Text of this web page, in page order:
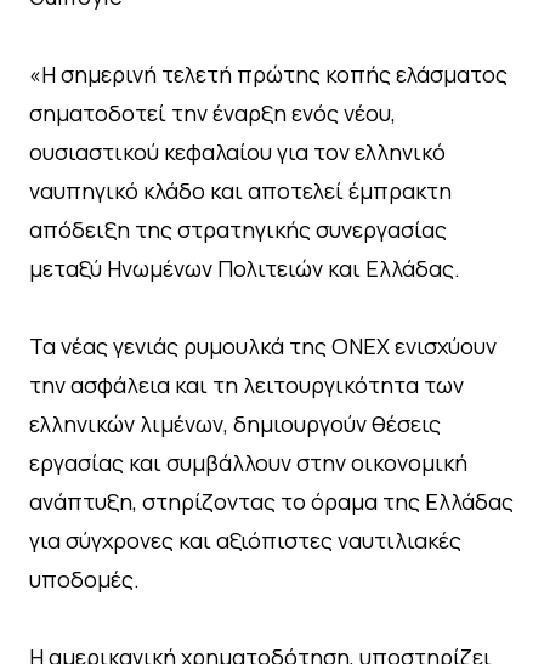
«Η σημερινή τελετή πρώτης κοπής ελάσματος
σηματοδοτεί την έναρξη ενός νέου,
ουσιαστικού κεφαλαίου για τον ελληνικό
ναυπηγικό κλάδο και αποτελεί έμπρακτη
απόδειξη της στρατηγικής συνεργασίας
μεταξύ Ηνωμένων Πολιτειών και Ελλάδας.
Τα νέας γενιάς ρυμουλκά της ONEX ενισχύουν
την ασφάλεια και τη λειτουργικότητα των
ελληνικών λιμένων, δημιουργούν θέσεις
εργασίας και συμβάλλουν στην οικονομική
ανάπτυξη, στηρίζοντας το όραμα της Ελλάδας
για σύγχρονες και αξιόπιστες ναυτιλιακές
υποδομές.
Η αμερικανική χρηματοδότηση, υποστηρίζει